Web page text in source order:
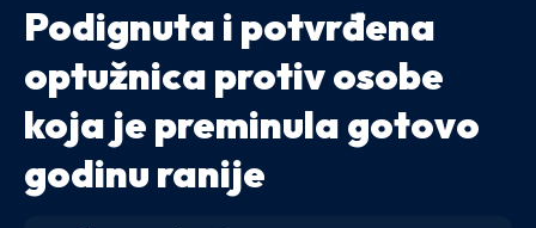
Podignuta i potvrđena
optužnica protiv osobe
koja je preminula gotovo
godinu ranije